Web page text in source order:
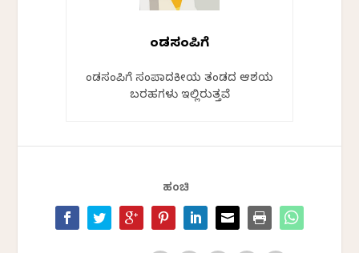
ಕೆಂಡಸಂಪಿಗೆ
ಕೆಂಡಸಂಪಿಗೆ ಸಂಪಾದಕೀಯ ತಂಡದ ಆಶಯ
ಬರಹಗಳು ಇಲ್ಲಿರುತ್ತವೆ
ಹಂಚಿ